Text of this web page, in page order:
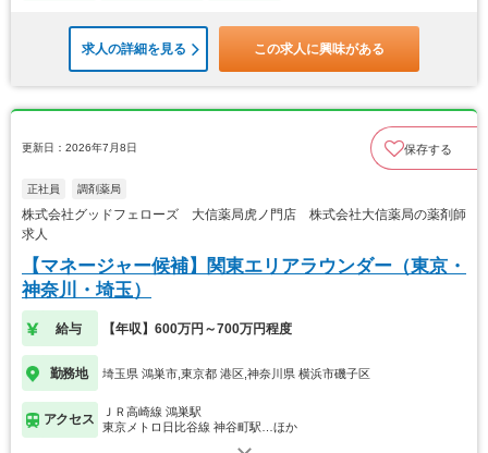
求人の詳細を見る この求人に興味がある
更新日：2026年7月8日 保存する
正社員 調剤薬局
株式会社グッドフェローズ 大信薬局虎ノ門店 株式会社大信薬局の薬剤師
求人
【マネージャー候補】関東エリアラウンダー（東京・
神奈川・埼玉）
給与 【年収】600万円～700万円程度
勤務地 埼玉県 鴻巣市,東京都 港区,神奈川県 横浜市磯子区
アクセス
ＪＲ高崎線 鴻巣駅
東京メトロ日比谷線 神谷町駅…ほか